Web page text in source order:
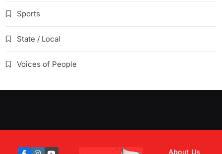
Sports
State / Local
Voices of People
About Us